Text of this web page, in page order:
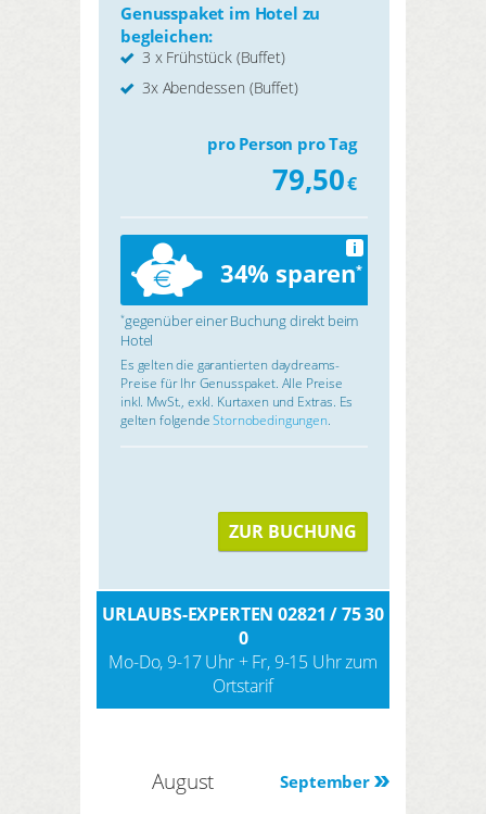
Genusspaket im Hotel zu
begleichen:
3 x Frühstück (Buffet)
3x Abendessen (Buffet)
pro Person pro Tag
79,50€
34% sparen*
i
*gegenüber einer Buchung direkt beim
Hotel
Es gelten die garantierten daydreams-
Preise für Ihr Genusspaket. Alle Preise
inkl. MwSt., exkl. Kurtaxen und Extras. Es
gelten folgendeStornobedingungen.
ZUR BUCHUNG
URLAUBS-EXPERTEN 02821 / 75 30
0
Mo-Do, 9-17 Uhr + Fr, 9-15 Uhr zum
Ortstarif
September
August